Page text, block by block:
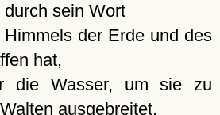
sein Wort
der Erde und des
hat,
die Wasser, um sie zu
ausgebreitet,